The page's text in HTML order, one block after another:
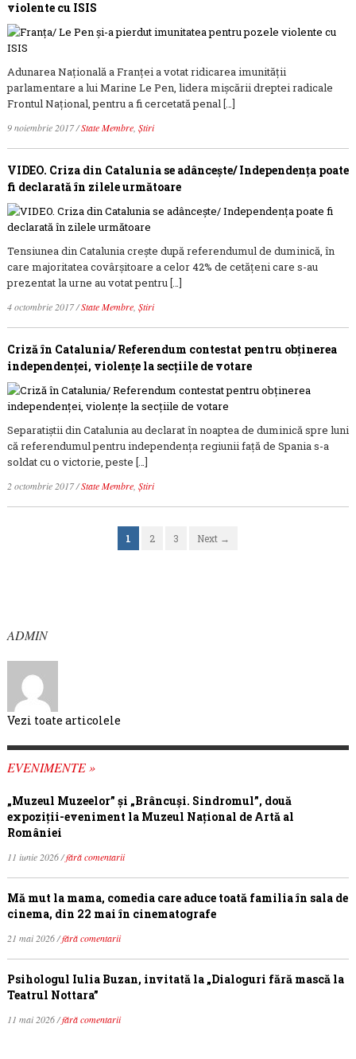
violente cu ISIS
Adunarea Naţională a Franţei a votat ridicarea imunităţii
parlamentare a lui Marine Le Pen, lidera mişcării dreptei radicale
Frontul Naţional, pentru a fi cercetată penal […]
9 noiembrie 2017/State Membre, Știri
VIDEO. Criza din Catalunia se adânceşte/ Independenţa poate
fi declarată în zilele următoare
Tensiunea din Catalunia creşte după referendumul de duminică, în
care majoritatea covârşitoare a celor 42% de cetăţeni care s-au
prezentat la urne au votat pentru […]
4 octombrie 2017/State Membre, Știri
Criză în Catalunia/ Referendum contestat pentru obţinerea
independenţei, violenţe la secţiile de votare
Separatiştii din Catalunia au declarat în noaptea de duminică spre luni
că referendumul pentru independenţa regiunii faţă de Spania s-a
soldat cu o victorie, peste […]
2 octombrie 2017/State Membre, Știri
1 2 3 Next →
ADMIN
Vezi toate articolele
EVENIMENTE »
„Muzeul Muzeelor” și „Brâncuși. Sindromul”, două
expoziții-eveniment la Muzeul Național de Artă al
României
11 iunie 2026 /fără comentarii
Mă mut la mama, comedia care aduce toată familia în sala de
cinema, din 22 mai în cinematografe
21 mai 2026 /fără comentarii
Psihologul Iulia Buzan, invitată la „Dialoguri fără mască la
Teatrul Nottara”
11 mai 2026 /fără comentarii